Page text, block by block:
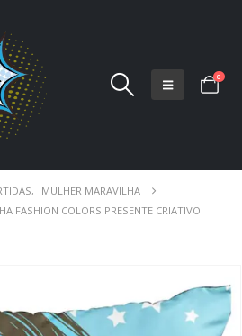
0
,
MULHER MARAVILHA
FASHION COLORS PRESENTE CRIATIVO